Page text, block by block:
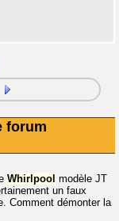
forum
Whirlpool modèle JT
un faux
Comment démonter la